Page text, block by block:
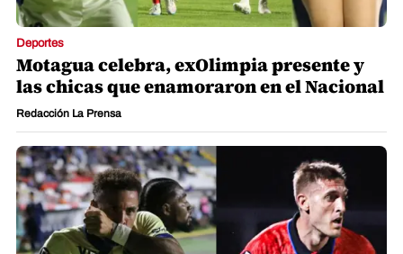
Deportes
Motagua celebra, exOlimpia presente y
las chicas que enamoraron en el Nacional
Redacción La Prensa